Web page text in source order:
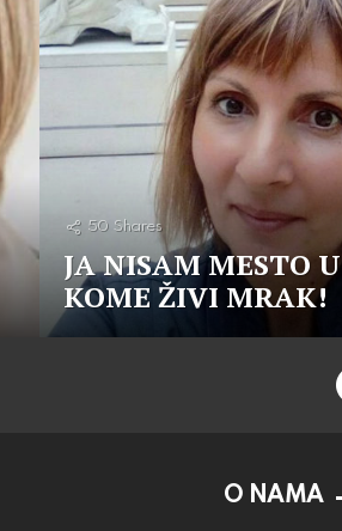
50 Shares
JA NISAM MESTO U
KOME ŽIVI MRAK!
O NAMA